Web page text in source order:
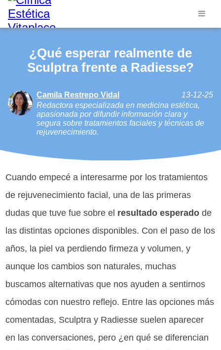
¿Qué esperar realmente de
Sculptra frente a Radiesse?
Camila Restrepo Vidal
13-12-25
Redactora especializada en medicina estética,
apasionada por difundir información clara y
segura sobre tratamientos faciales y técnicas de
rejuvenecimiento.
Cuando empecé a interesarme por los tratamientos
de rejuvenecimiento facial, una de las primeras
dudas que tuve fue sobre el resultado esperado de
las distintas opciones disponibles. Con el paso de los
años, la piel va perdiendo firmeza y volumen, y
aunque los cambios son naturales, muchas
buscamos alternativas que nos ayuden a sentirnos
cómodas con nuestro reflejo. Entre las opciones más
comentadas, Sculptra y Radiesse suelen aparecer
en las conversaciones, pero ¿en qué se diferencian